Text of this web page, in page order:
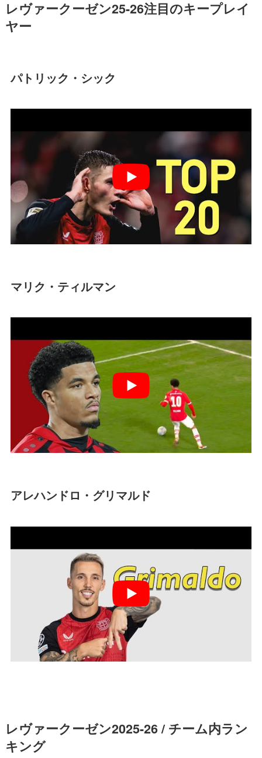
レヴァークーゼン25-26注目のキープレイ
ヤー
パトリック・シック
マリク・ティルマン
アレハンドロ・グリマルド
レヴァークーゼン2025-26 / チーム内ラン
キング